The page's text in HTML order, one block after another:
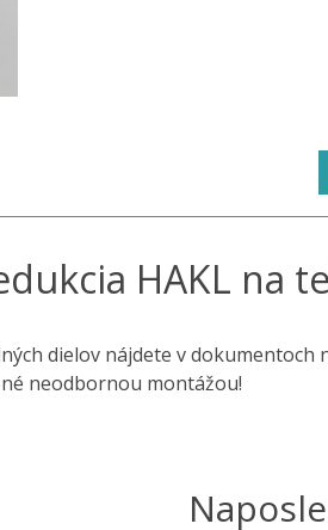
HAKL na
dielov nájdete v dokumentoch
neodbornou montážou!